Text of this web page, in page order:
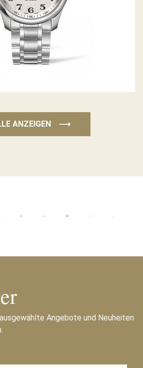
ANZEIGEN ⟶
Angebote und Neuheiten